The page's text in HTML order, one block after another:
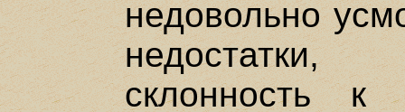
недовольно
склонность